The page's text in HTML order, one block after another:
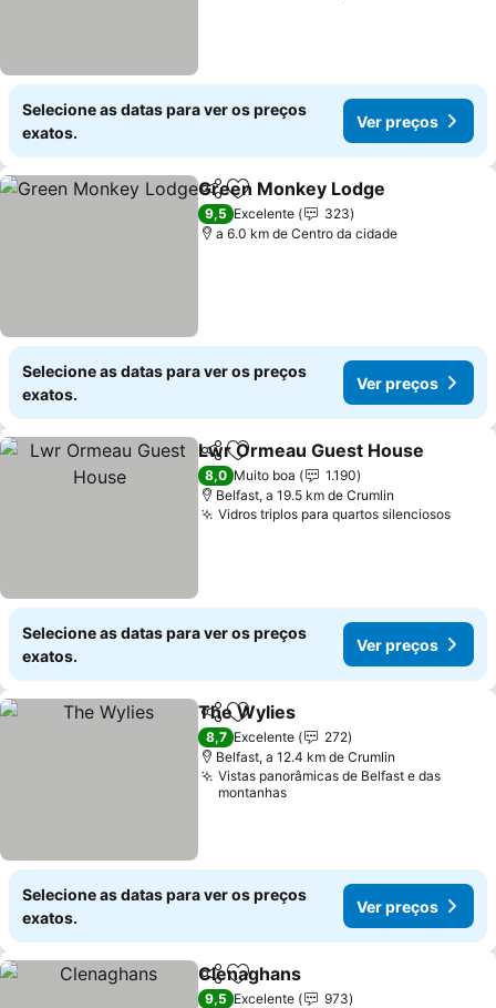
Selecione as datas para ver os preços
exatos.
Ver preços
PartilharAdicionar aos favoritos
Green Monkey Lodge
9,5 Excelente
323
a 6.0 km de Centro da cidade
Selecione as datas para ver os preços
exatos.
Ver preços
PartilharAdicionar aos favoritos
Lwr Ormeau Guest House
8,0 Muito boa
1.190
Belfast, a 19.5 km de Crumlin
Vidros triplos para quartos silenciosos
Selecione as datas para ver os preços
exatos.
Ver preços
PartilharAdicionar aos favoritos
The Wylies
8,7 Excelente
272
Belfast, a 12.4 km de Crumlin
Vistas panorâmicas de Belfast e das
montanhas
Selecione as datas para ver os preços
exatos.
Ver preços
PartilharAdicionar aos favoritos
Clenaghans
9,5 Excelente
973